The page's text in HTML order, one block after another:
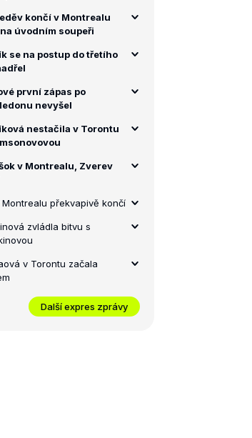
končí v Montrealu
úvodním soupeři
se na postup do třetího
první zápas po
nevyšel
nestačila v Torontu
v Montrealu, Zverev
Montrealu překvapivě končí
zvládla bitvu s
v Torontu začala
Další expres zprávy